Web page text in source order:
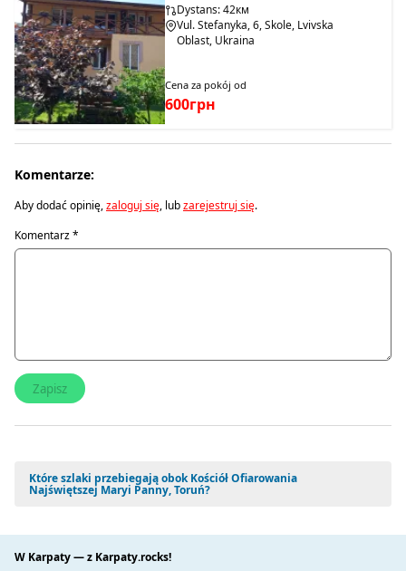
Dystans: 42км
Vul. Stefanyka, 6, Skole, Lvivska
Oblast, Ukraina
Cena za pokój od
600грн
Komentarze:
Aby dodać opinię,zaloguj się, lubzarejestruj się.
Komentarz*
Które szlaki przebiegają obok Kościół Ofiarowania
Najświętszej Maryi Panny, Toruń?
W Karpaty — z Karpaty.rocks!